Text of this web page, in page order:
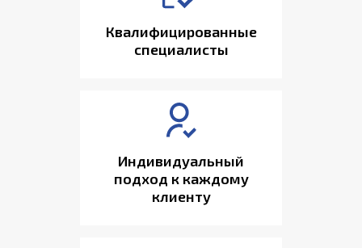
Квалифицированные
специалисты
Индивидуальный
подход к каждому
клиенту